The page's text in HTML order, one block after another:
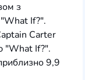
з
If?".
Carter
"What If?".
9,9